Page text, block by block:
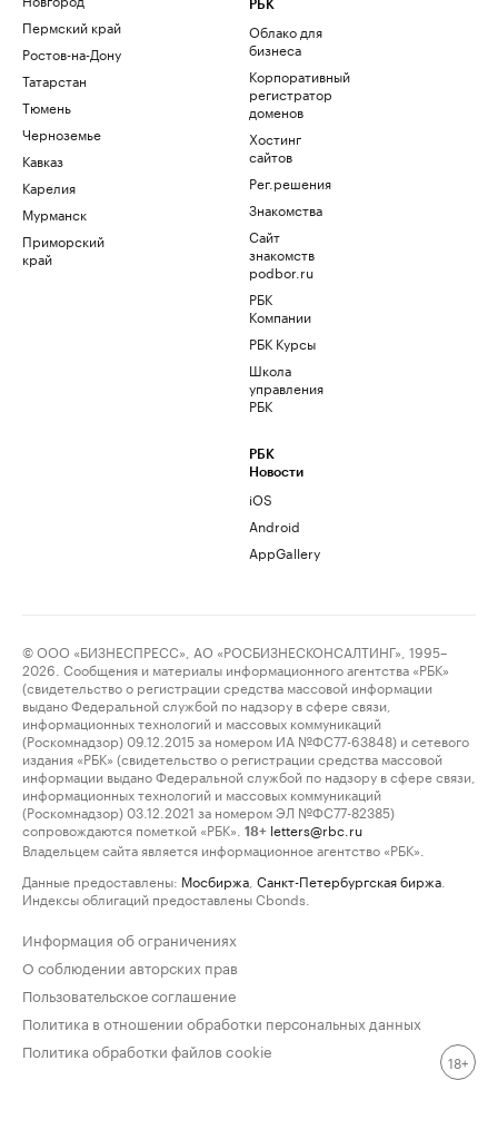
Пермский край
Ростов-на-Дону
Татарстан
Тюмень
Черноземье
Кавказ
Карелия
Мурманск
Приморский
край
РБК
Облако для
бизнеса
Корпоративный
регистратор
доменов
Хостинг
сайтов
Рег.решения
Знакомства
Сайт
знакомств
podbor.ru
РБК
Компании
РБК Курсы
Школа
управления
РБК
РБК
Новости
iOS
Android
AppGallery
© ООО «БИЗНЕСПРЕСС», АО «РОСБИЗНЕСКОНСАЛТИНГ», 1995–
2026. Сообщения и материалы информационного агентства «РБК»
(свидетельство о регистрации средства массовой информации
выдано Федеральной службой по надзору в сфере связи,
информационных технологий и массовых коммуникаций
(Роскомнадзор) 09.12.2015 за номером ИА №ФС77-63848) и сетевого
издания «РБК» (свидетельство о регистрации средства массовой
информации выдано Федеральной службой по надзору в сфере связи,
информационных технологий и массовых коммуникаций
(Роскомнадзор) 03.12.2021 за номером ЭЛ №ФС77-82385)
сопровождаются пометкой «РБК».
18+ letters@rbc.ru
Владельцем сайта является информационное агентство «РБК».
Данные предоставлены: Мосбиржа Санкт-Петербургская биржа
Индексы облигаций предоставлены Cbonds.
Информация об ограничениях
О соблюдении авторских прав
Пользовательское соглашение
Политика в отношении обработки персональных данных
Политика обработки файлов cookie
18+